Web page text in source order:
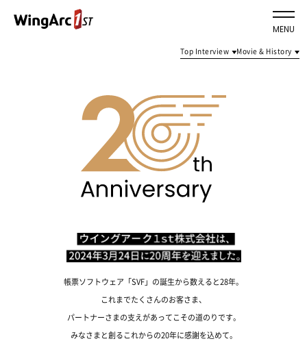
MENU
Top Interview Movie & History
帳票ソフトウェア「SVF」の誕生から数えると28年。
これまでたくさんのお客さま、
パートナーさまの支えがあってこその道のりです。
みなさまと創るこれからの20年に感謝を込めて。